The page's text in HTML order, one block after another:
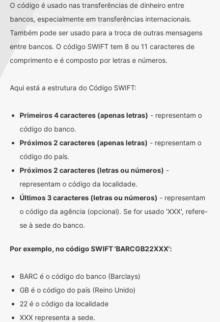
O código é usado nas transferências de dinheiro entre
bancos, especialmente em transferências internacionais.
Também pode ser usado para a troca de outras mensagens
entre bancos. O código SWIFT tem 8 ou 11 caracteres de
comprimento e é composto por letras e números.
Aqui está a estrutura do Código SWIFT:
Primeiros 4 caracteres (apenas letras) - representam o
código do banco.
Próximos 2 caracteres (apenas letras) - representam o
código do país.
Próximos 2 caracteres (letras ou números) -
representam o código da localidade.
Últimos 3 caracteres (letras ou números) - representam
o código da agência (opcional). Se for usado 'XXX', refere-
se à sede do banco.
Por exemplo, no código SWIFT 'BARCGB22XXX':
BARC é o código do banco (Barclays)
GB é o código do país (Reino Unido)
22 é o código da localidade
XXX representa a sede.